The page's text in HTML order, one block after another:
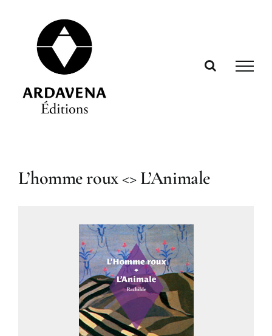
L’homme roux <> L’Animale